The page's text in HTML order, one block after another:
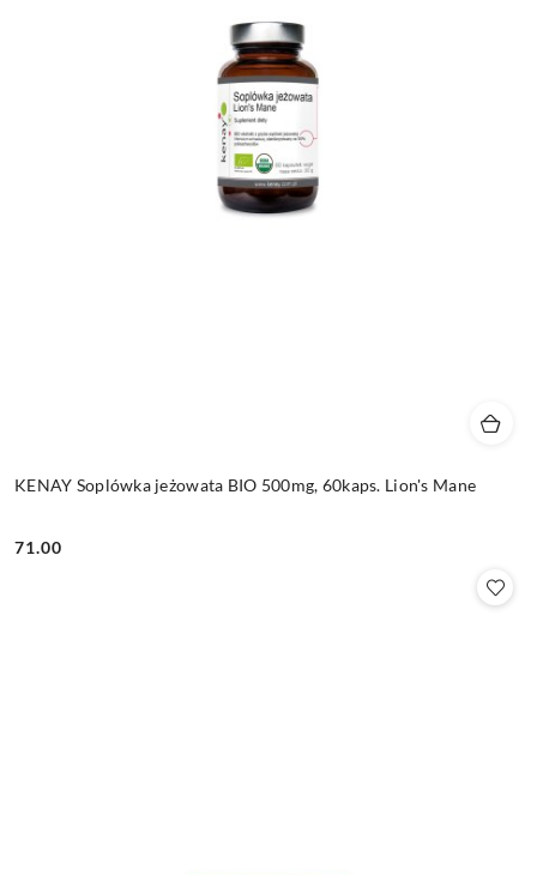
KENAY Soplówka jeżowata BIO 500mg, 60kaps. Lion's Mane
Cena:
71.00